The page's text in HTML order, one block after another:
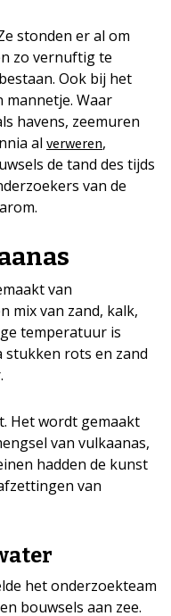
stonden er al om
zo vernuftig te
Ook bij het
mannetje. Waar
havens, zeemuren
al verweren,
de tand des tijds
van de
van
mix van zand, kalk,
temperatuur is
stukken rots en zand
Het wordt gemaakt
van vulkaanas,
hadden de kunst
van
het onderzoekteam
bouwsels aan zee.